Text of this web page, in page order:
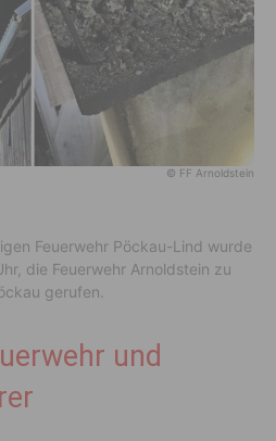
© FF Arnoldstein
Feuerwehr Pöckau-Lind wurde
die Feuerwehr Arnoldstein zu
gerufen.
und